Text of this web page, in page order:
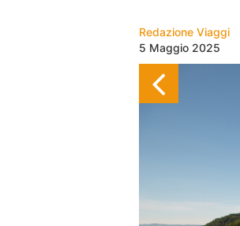
Redazione Viaggi
5 Maggio 2025